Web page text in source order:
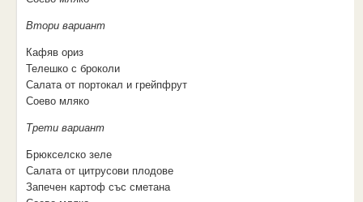
Втори вариант
Кафяв ориз
Телешко с броколи
Салата от портокал и грейпфрут
Соево мляко
Трети вариант
Брюкселско зеле
Салата от цитрусови плодове
Запечен картоф със сметана